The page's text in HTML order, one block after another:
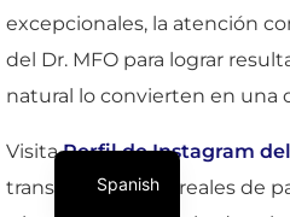
excepcionales, la atención
del Dr. MFO para lograr
natural lo convierten en una
VisitaPerfil de Instagram
transformaciones reales de
Spanish